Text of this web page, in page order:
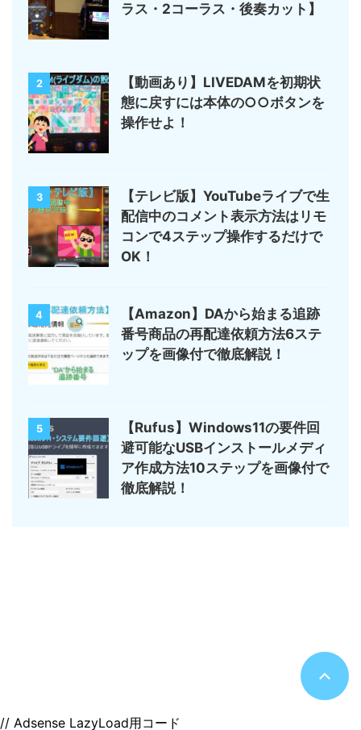
ラス・2コーラス・後奏カット】
2
【動画あり】LIVEDAMを初期状
態に戻すには本体の○○ボタンを
操作せよ！
3
【テレビ版】YouTubeライブで生
配信中のコメント表示方法はリモ
コンで4ステップ操作するだけで
OK！
4
【Amazon】DAから始まる追跡
番号商品の再配達依頼方法6ステ
ップを画像付で徹底解説！
5
【Rufus】Windows11の要件回
避可能なUSBインストールメディ
ア作成方法10ステップを画像付で
徹底解説！
// Adsense LazyLoad用コード